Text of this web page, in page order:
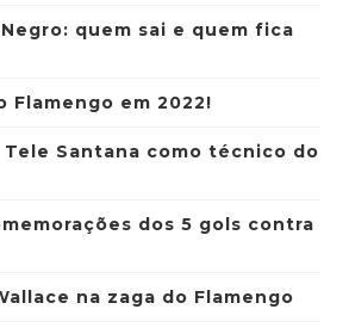
quem sai e quem fica
Flamengo em 2022!
Tele Santana como técnico do
dos 5 gols contra
na zaga do Flamengo